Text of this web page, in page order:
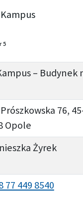
5
– Budynek
76,
Opole
Żyrek
77 449 8540